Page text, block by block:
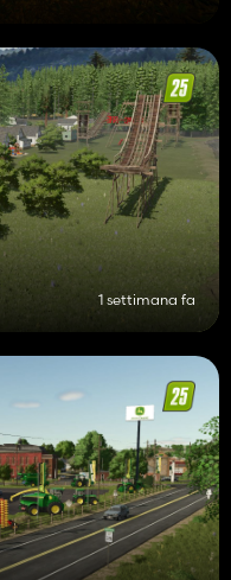
1 settimana fa